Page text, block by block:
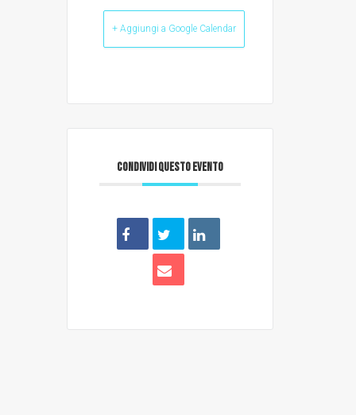
+ Aggiungi a Google Calendar
CONDIVIDI QUESTO EVENTO